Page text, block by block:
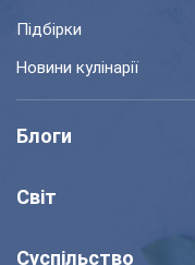
Підбірки
Новини кулінарії
Блоги
Світ
Суспільство